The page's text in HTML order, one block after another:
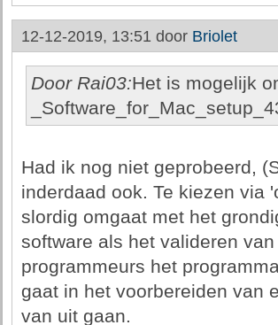
12-12-2019, 13:51 door Briolet
Door Rai03:Het is mogelijk
Had ik nog niet geprobeerd,
inderdaad ook. Te kiezen via
slordig omgaat met het
software als het valideren
programmeurs het
gaat in het voorbereiden van
van uit gaan.